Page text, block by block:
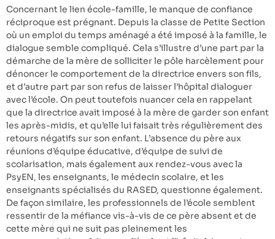
Concernant le lien école-famille, le manque de confiance
réciproque est prégnant. Depuis la classe de Petite Section
où un emploi du temps aménagé a été imposé à la famille, le
dialogue semble compliqué. Cela s’illustre d’une part par la
démarche de la mère de solliciter le pôle harcèlement pour
dénoncer le comportement de la directrice envers son fils,
et d’autre part par son refus de laisser l’hôpital dialoguer
avec l’école. On peut toutefois nuancer cela en rappelant
que la directrice avait imposé à la mère de garder son enfant
les après-midis, et qu’elle lui faisait très régulièrement des
retours négatifs sur son enfant. L’absence du père aux
réunions d’équipe éducative, d’équipe de suivi de
scolarisation, mais également aux rendez-vous avec la
PsyEN, les enseignants, le médecin scolaire, et les
enseignants spécialisés du RASED, questionne également.
De façon similaire, les professionnels de l’école semblent
ressentir de la méfiance vis-à-vis de ce père absent et de
cette mère qui ne suit pas pleinement les